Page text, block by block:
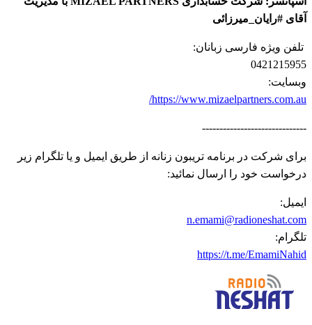
آقای #رایان_میرزائی
تلفن ویژه فارسی زبانان:
0421215955
وبسایت:
https://www.mizaelpartners.com.au/
------------------------------
برای شرکت در برنامه تریبون زنانه از طریق ایمیل و یا تلگرام زیر
درخواست خود را ارسال نمائید:
ايميل:
n.emami@radioneshat.com
تلگرام:
https://t.me/EmamiNahid